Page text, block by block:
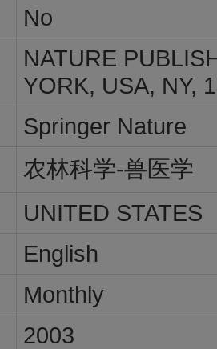
No
NATURE
YORK, USA, NY,
Springer Nature
农林科学-兽医学
UNITED STATES
English
Monthly
2003